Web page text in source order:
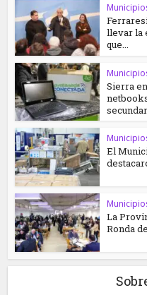
llevar la
que...
Sierra
El
La
Ronda